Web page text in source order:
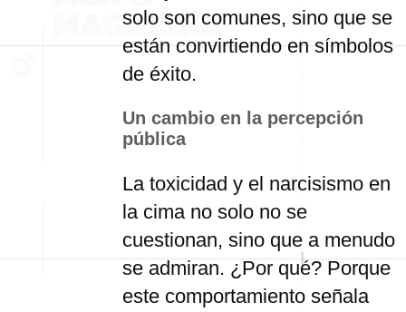
solo son comunes, sino que se
estánconvirtiendoensímbolos
de éxito.
Un cambio en la percepción
pública
La toxicidad y el narcisismo en
la cima no solo no se
cuestionan, sino que a menudo
se admiran. ¿Por qué? Porque
este comportamiento señala